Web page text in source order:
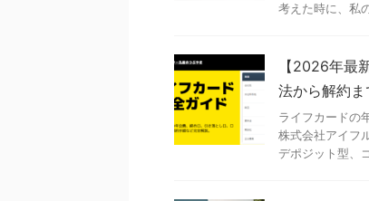
考えた時に、私
【2026年最
法から解約
ライフカードの
株式会社アイフ
デポジット型、